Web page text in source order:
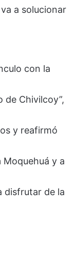
a solucionar
con la
de Chivilcoy”,
y reafirmó
Moquehuá y a
disfrutar de la